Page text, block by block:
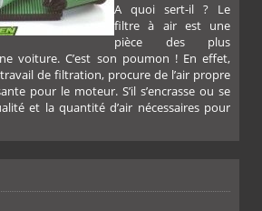
A quoi sert-il ? Le
filtre à air est une
pièce des plus
voiture. C’est son poumon ! En effet,
de filtration, procure de l’air propre
pour le moteur. S’il s’encrasse ou se
et la quantité d’air nécessaires pour